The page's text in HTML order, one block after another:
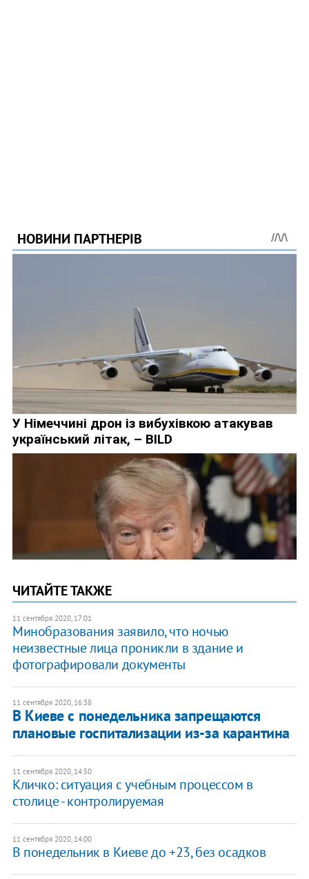
ЧИТАЙТЕ ТАКЖЕ
11 сентября 2020, 17:01
Минобразования заявило, что ночью
неизвестные лица проникли в здание и
фотографировали документы
11 сентября 2020, 16:38
В Киеве с понедельника запрещаются
плановые госпитализации из-за карантина
11 сентября 2020, 14:50
Кличко: ситуация с учебным процессом в
столице - контролируемая
11 сентября 2020, 14:00
В понедельник в Киеве до +23, без осадков